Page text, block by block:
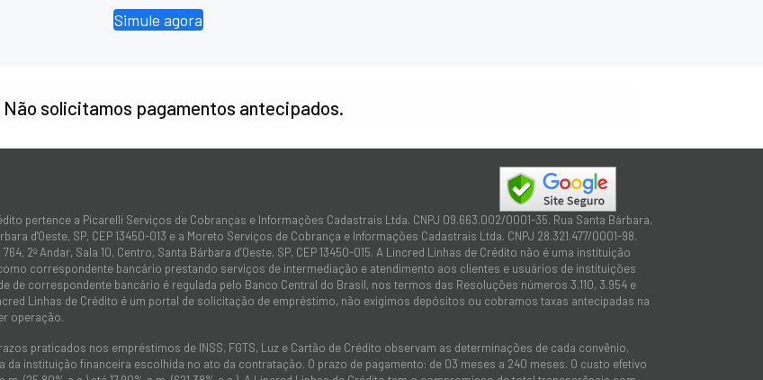
Simule agora
Não solicitamos pagamentos antecipados.
pertence a Picarelli Serviços de Cobranças e Informações Cadastrais Ltda. CNPJ 09.663.002/0001-35. Rua Santa Bárbara,
d'Oeste, SP, CEP 13450-013 e a Moreto Serviços de Cobrança e Informações Cadastrais Ltda. CNPJ 28.321.477/0001-98.
764, 2º Andar, Sala 10, Centro, Santa Bárbara d’Oeste, SP, CEP 13450-015. A Lincred Linhas de Crédito não é uma instituição
correspondente bancário prestando serviços de intermediação e atendimento aos clientes e usuários de instituições
de correspondente bancário é regulada pelo Banco Central do Brasil, nos termos das Resoluções números 3.110, 3.954 e
Linhas de Crédito é um portal de solicitação de empréstimo, não exigimos depósitos ou cobramos taxas antecipadas na
operação.
praticados nos empréstimos de INSS, FGTS, Luz e Cartão de Crédito observam as determinações de cada convênio,
da instituição financeira escolhida no ato da contratação. O prazo de pagamento: de 03 meses a 240 meses. O custo efetivo